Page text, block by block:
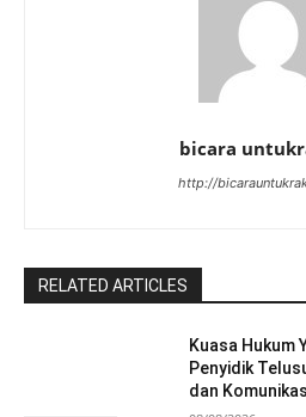
bicara
http://
RELATED ARTICLES
Kuasa Hukum
Penyidik
dan